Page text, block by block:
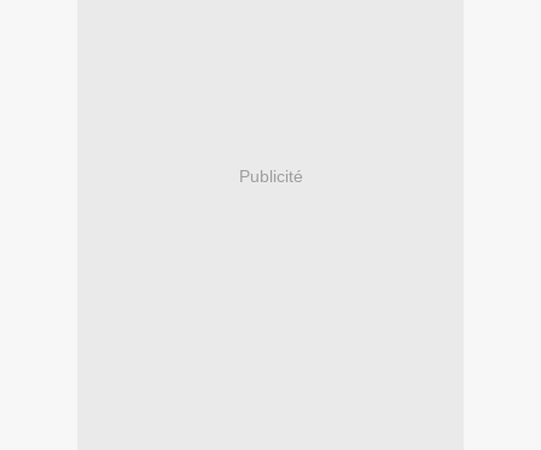
Publicité